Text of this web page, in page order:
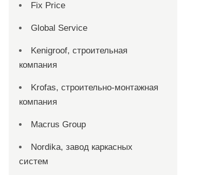
Fix Price
Global Service
Kenigroof, строительная
компания
Krofas, строительно-монтажная
компания
Macrus Group
Nordika, завод каркасных
систем